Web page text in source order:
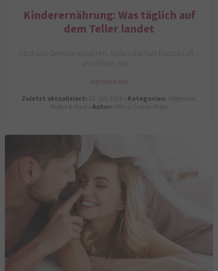
Kinderernährung: Was täglich auf
dem Teller landet
Obst und Gemüse zu selten, Süßes und Fast Food zu oft –
und Eltern, die…
weiterlesen
Zuletzt aktualisiert: 22. Juli 2026 •Kategorien: Allgemein,
Mutter & Kind •Autor:Vikica Gruber-Matic